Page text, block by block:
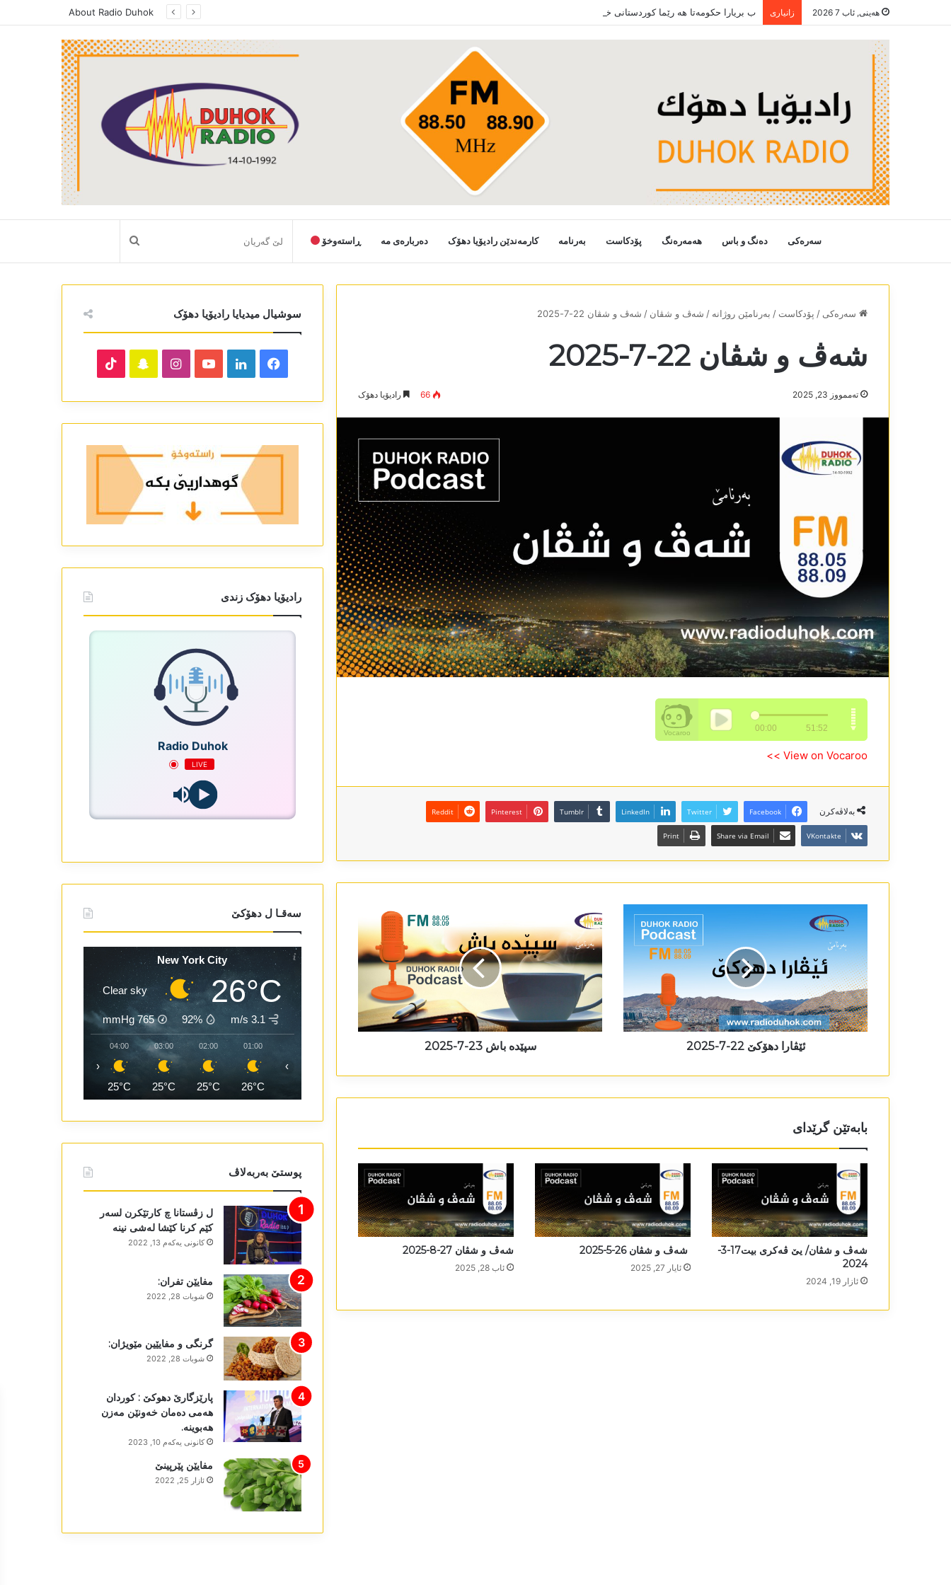
هەینی, ئاب 7 2026 زانیاری ب بریارا حکومەتا ھە رێما کوردستانی خەلکێ گوندێن سەر ب ئێدارا زاخو ڤە دشین سەرەدانا گوندیێن خو بکەن About Radio Duhok
سەرەکی دەنگ و باس هەمەرەنگ پۆدکاست بەرنامە کارمەندێن رادیۆیا دھۆک دەربارەی مە ڕاستەوخۆ لێ
گەریان
سەرەکی / پۆدکاست / بەرنامێن روژانە / شەڤ و شڤان / شەڤ و شڤان 22-7-2025
شەڤ و شڤان 22-7-2025
تەممووز 23, 2025 66 رادیۆیا دھۆک
View on Vocaroo >>
بەلاڤەکرن Facebook
Twitter
LinkedIn
Tumblr
Pinterest
Reddit
VKontakte
Share via Email
Print
ئێڤارا دھۆکێ 22-7-2025 سپێدە باش 23-7-2025
بابەتێن گرێدای
شەڤ و شڤان/ یێ ڤەکری بیت17-3-
2024
ئازار 19, 2024
شەڤ و شڤان 26-5-2025
ئایار 27, 2025
شەڤ و شڤان 27-8-2025
ئاب 28, 2025
سوشیال میدیایا رادیۆیا دھۆک
Facebook
LinkedIn
YouTube
Instagram
Snapchat
رادیۆیا دھۆک زندی
Radio Duhok
LIVE
سەقـا ل دھۆکێ
New York City
26°C
Clear sky
3.1 m/s
92%
765
mmHg
01:00
26°C
02:00
25°C
03:00
25°C
04:00
25°C
‹ ›
پوستێ بەربەلاڤ
ل زڤستانا چ کارتێکرن لسەر
کێم کرنا کێشا لەشی نینە
كانونی یه‌كه‌م 13, 2022
مفایێن تفران:
شوبات 28, 2022
گرنگی و مفایێین مێویژان:
شوبات 28, 2022
پارێزگارێ دھوکێ : کوردان
ھەمی دەمان خەونێن مەزن
ھەبوینە.
كانونی یه‌كه‌م 10, 2023
مفایێن پێرپینێ
ئازار 25, 2022